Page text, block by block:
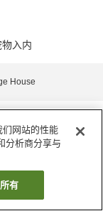
入内
House
们网站的性能
分析商分享与
有